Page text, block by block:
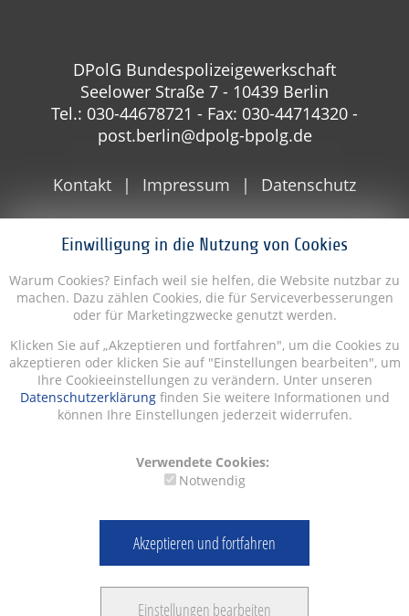
Einwilligung in die Nutzung von Cookies
Warum Cookies? Einfach weil sie helfen, die Website nutzbar zu
machen. Dazu zählen Cookies, die für Serviceverbesserungen
oder für Marketingzwecke genutzt werden.
Klicken Sie auf „Akzeptieren und fortfahren", um die Cookies zu
akzeptieren oder klicken Sie auf "Einstellungen bearbeiten", um
Ihre Cookieeinstellungen zu verändern. Unter unseren
Datenschutzerklärungfinden Sie weitere Informationen und
können Ihre Einstellungen jederzeit widerrufen.
Verwendete Cookies:
Notwendig
Akzeptieren und fortfahren
Einstellungen bearbeiten
DPolG Bundespolizeigewerkschaft
Seelower Straße 7 - 10439 Berlin
Tel.: 030-44678721 - Fax: 030-44714320 -
post.berlin@dpolg-bpolg.de
Kontakt Impressum Datenschutz